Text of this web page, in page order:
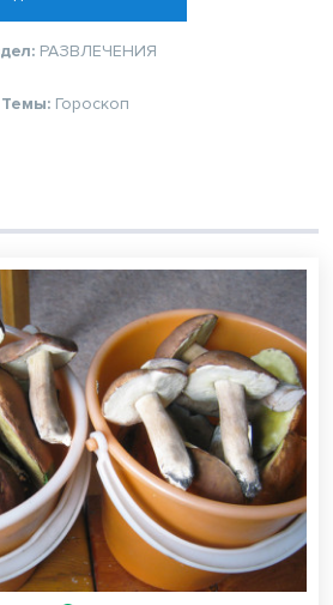
РАЗВЛЕЧЕНИЯ
Темы: Гороскоп